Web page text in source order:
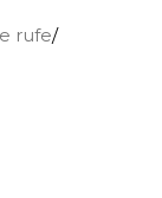
rufe/